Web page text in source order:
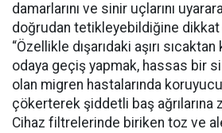
damarlarını ve sinir uçlarını
doğrudan tetikleyebildiğine dikkat
“Özellikle dışarıdaki aşırı
odaya geçiş yapmak, hassas bir
olan migren hastalarında
çökerterek şiddetli baş ağrılarına
Cihaz filtrelerinde biriken toz ve